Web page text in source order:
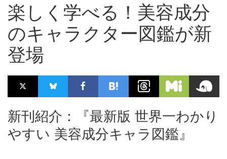
楽しく学べる！美容成分
のキャラクター図鑑が新
登場
新刊紹介：『最新版 世界一わかり
やすい 美容成分キャラ図鑑』